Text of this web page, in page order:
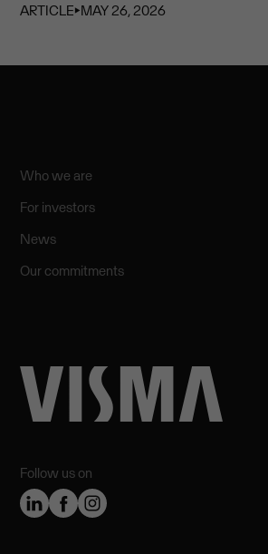
ARTICLE⏵MAY 26, 2026
Follow us on
Who we are
For investors
News
Our commitments